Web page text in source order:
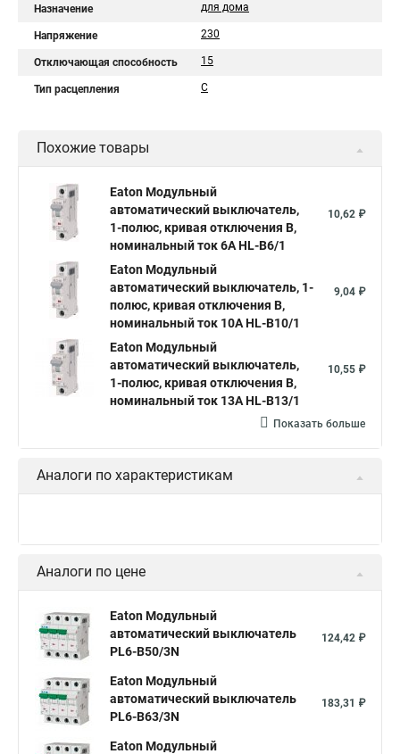
Назначение для дома
Напряжение 230
Отключающая способность 15
Тип расцепления C
Похожие товары
Eaton Модульный
автоматический выключатель,
1-полюс, кривая отключения B,
номинальный ток 6А HL-B6/1
10,62 ₽
Eaton Модульный
автоматический выключатель, 1-
полюс, кривая отключения B,
номинальный ток 10А HL-B10/1
9,04 ₽
Eaton Модульный
автоматический выключатель,
1-полюс, кривая отключения B,
номинальный ток 13А HL-B13/1
10,55 ₽
Показать больше
Аналоги по характеристикам
Аналоги по цене
Eaton Модульный
автоматический выключатель
PL6-B50/3N
124,42 ₽
Eaton Модульный
автоматический выключатель
PL6-B63/3N
183,31 ₽
Eaton Модульный